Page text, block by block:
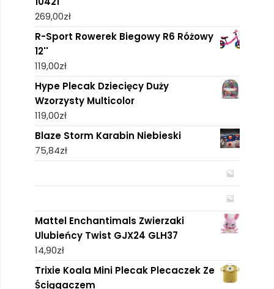
269,00zł
R-Sport Rowerek Biegowy R6 Różowy
12''
119,00zł
Hype Plecak Dziecięcy Duży
Wzorzysty Multicolor
119,00zł
Blaze Storm Karabin Niebieski
75,84zł
Mattel Enchantimals Zwierzaki
Ulubieńcy Twist GJX24 GLH37
14,90zł
Trixie Koala Mini Plecak Plecaczek Ze
Ściągaczem